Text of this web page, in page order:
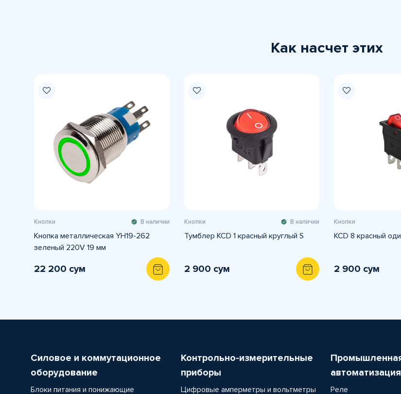
Как насчет этих
Кнопки В наличии
Кнопка металлическая YH19-262
зеленый 220V 19 мм
22 200 сум
Кнопки В наличии
Тумблер KCD 1 красный круглый S
2 900 сум
Кнопки
KCD 8 красный
2 900 сум
Силовое и коммутационное
оборудование
Блоки питания и понижающие
Контрольно-измерительные
приборы
Цифровые амперметры и вольтметры Реле